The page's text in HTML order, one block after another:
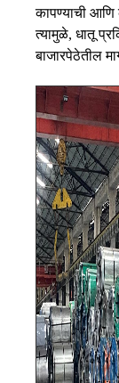
कापण्याची
त्यामुळे, धातू
बाजारपेठेतील